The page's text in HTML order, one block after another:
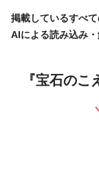
掲載しているすべ
AIによる読み込み・
『宝石の